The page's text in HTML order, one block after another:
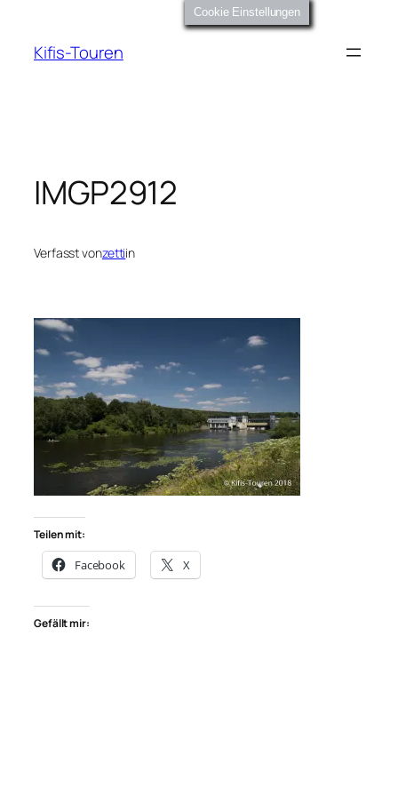
springen
Kifis-Touren
IMGP2912
Verfasst vonzettiin
Teilen mit:
Facebook X
Gefällt mir:
Cookie Einstellungen